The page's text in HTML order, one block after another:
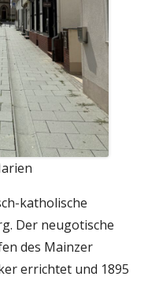
Der neugotische
des Mainzer
errichtet und 1895